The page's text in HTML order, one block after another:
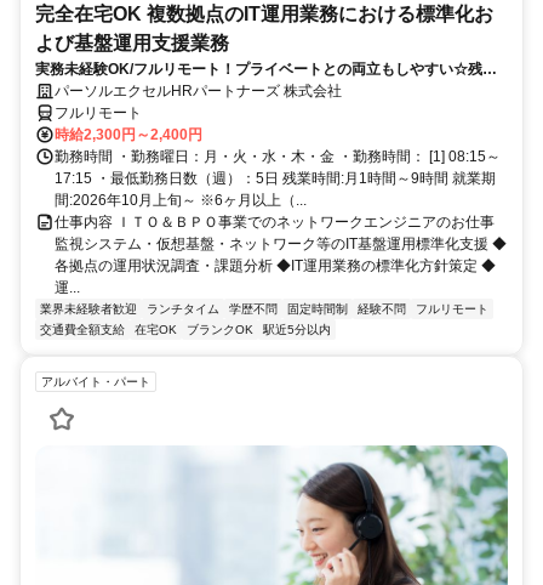
完全在宅OK 複数拠点のIT運用業務における標準化お
よび基盤運用支援業務
実務未経験OK/フルリモート！プライベートとの両立もしやすい☆残業
ちょっと♪
パーソルエクセルHRパートナーズ 株式会社
フルリモート
時給2,300円～2,400円
勤務時間 ・勤務曜日：月・火・水・木・金 ・勤務時間： [1] 08:15～
17:15 ・最低勤務日数（週）：5日 残業時間:月1時間～9時間 就業期
間:2026年10月上旬～ ※6ヶ月以上（...
仕事内容 ＩＴＯ＆ＢＰＯ事業でのネットワークエンジニアのお仕事
監視システム・仮想基盤・ネットワーク等のIT基盤運用標準化支援 ◆
各拠点の運用状況調査・課題分析 ◆IT運用業務の標準化方針策定 ◆
運...
業界未経験者歓迎 ランチタイム 学歴不問 固定時間制 経験不問
フルリモート
交通費全額支給
在宅OK ブランクOK 駅近5分以内
アルバイト・パート